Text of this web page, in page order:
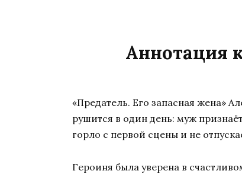
Аннотация
«Предатель. Его запасная жена»
рушится в один день: муж
горло с первой сцены и не
Героиня была уверена в